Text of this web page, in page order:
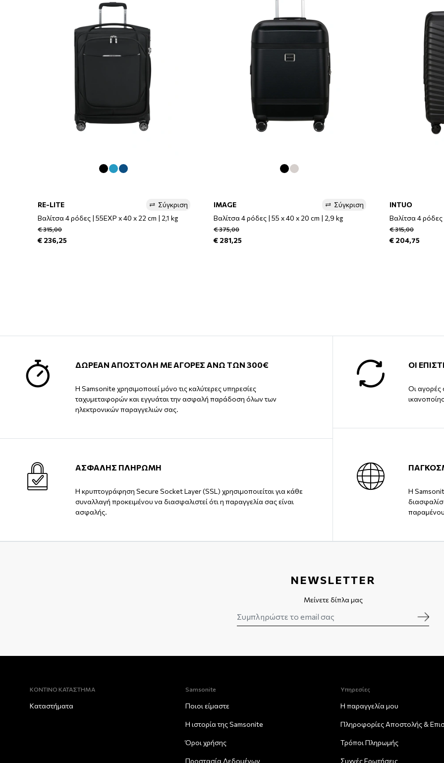
RE-LITE
Σύγκριση
Βαλίτσα 4 ρόδες | 55EXP x 40 x 22 cm | 2,1 kg
€ 315,00
€ 236,25
IMAGE
Σύγκριση
Βαλίτσα 4 ρόδες | 55 x 40 x 20 cm | 2,9 kg
€ 375,00
€ 281,25
INTUO
Βαλίτσα 4
€ 315,00
€ 204,75
ΔΩΡΕΑΝ ΑΠΟΣΤΟΛΗ ΜΕ ΑΓΟΡΕΣ ΑΝΩ ΤΩΝ 300€
Η Samsonite χρησιμοποιεί μόνο τις καλύτερες υπηρεσίες
ταχυμεταφορών και εγγυάται την ασφαλή παράδοση όλων των
ηλεκτρονικών παραγγελιών σας.
ΟΙ
Οι αγορές
ΑΣΦΑΛΗΣ ΠΛΗΡΩΜΗ
Η κρυπτογράφηση Secure Socket Layer (SSL) χρησιμοποιείται για κάθε
συναλλαγή προκειμένου να διασφαλιστεί ότι η παραγγελία σας είναι
ασφαλής.
Η
NEWSLETTER
Μείνετε δίπλα μας
ΚΟΝΤΙΝΟ ΚΑΤΑΣΤΗΜΑ
Καταστήματα
Samsonite
Ποιοι είμαστε
Η ιστορία της Samsonite
Όροι χρήσης
Προστασία Δεδομένων
Υπηρεσίες
Η παραγγελία μου
Πληροφορίες Αποστολής &
Τρόποι Πληρωμής
Συχνές Ερωτήσεις